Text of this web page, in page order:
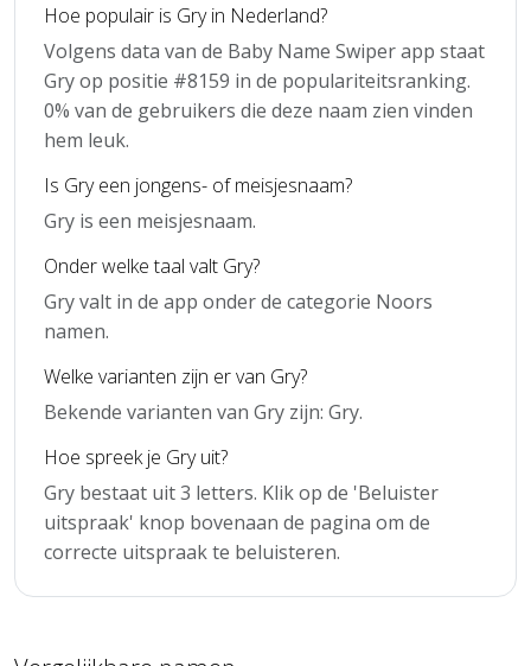
Hoe populair is Gry in Nederland?
Volgens data van de Baby Name Swiper app staat
Gry op positie #8159 in de populariteitsranking.
0% van de gebruikers die deze naam zien vinden
hem leuk.
Is Gry een jongens- of meisjesnaam?
Gry is een meisjesnaam.
Onder welke taal valt Gry?
Gry valt in de app onder de categorie Noors
namen.
Welke varianten zijn er van Gry?
Bekende varianten van Gry zijn: Gry.
Hoe spreek je Gry uit?
Gry bestaat uit 3 letters. Klik op de 'Beluister
uitspraak' knop bovenaan de pagina om de
correcte uitspraak te beluisteren.